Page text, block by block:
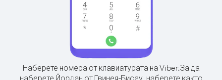
Наберете номера от клавиатурата на Viber.За да
наберете Йордан от Гвинея-Бисау, наберете както